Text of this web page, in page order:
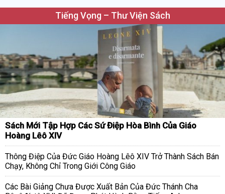
Tiếng Vọng – Thư Viện Sách
Sách Mới Tập Hợp Các Sứ Điệp Hòa Bình Của Giáo
Hoàng Lêô XIV
Thông Điệp Của Đức Giáo Hoàng Lêô XIV Trở Thành Sách Bán
Chạy, Không Chỉ Trong Giới Công Giáo
Các Bài Giảng Chưa Được Xuất Bản Của Đức Thánh Cha